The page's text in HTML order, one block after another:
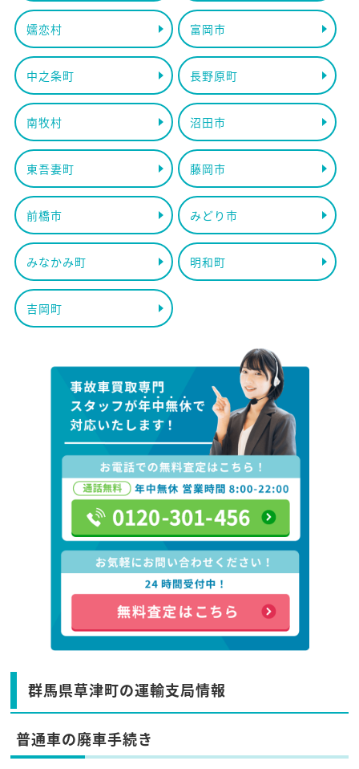
嬬恋村 富岡市
中之条町 長野原町
南牧村 沼田市
東吾妻町 藤岡市
前橋市 みどり市
みなかみ町 明和町
吉岡町
群馬県草津町の運輸支局情報
普通車の廃車手続き